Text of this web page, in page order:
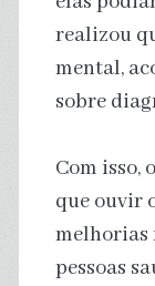
realizou
mental,
sobre
Com isso,
que ouvir
melhorias
pessoas